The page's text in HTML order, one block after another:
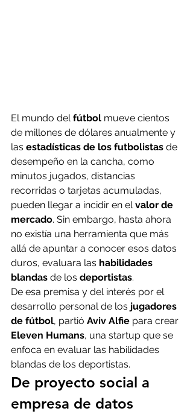
El mundo del fútbol mueve cientos
de millones de dólares anualmente y
las estadísticas de los futbolistas de
desempeño en la cancha, como
minutos jugados, distancias
recorridas o tarjetas acumuladas,
pueden llegar a incidir en el valor de
mercado. Sin embargo, hasta ahora
no existía una herramienta que más
allá de apuntar a conocer esos datos
duros, evaluara las habilidades
blandas de los deportistas.
De esa premisa y del interés por el
desarrollo personal de los jugadores
de fútbol, partió Aviv Alfie para crear
Eleven Humans, una startup que se
enfoca en evaluar las habilidades
blandas de los deportistas.
De proyecto social a
empresa de datos